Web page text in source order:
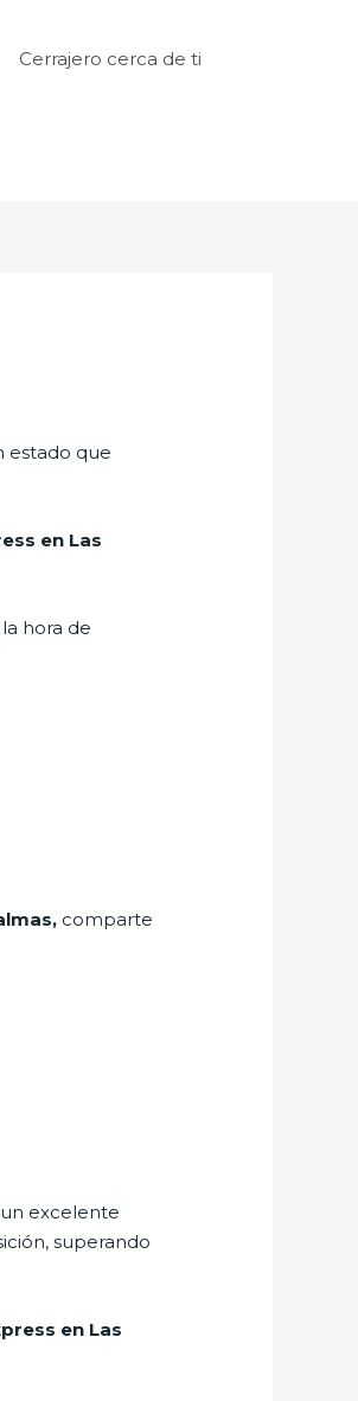
Cerrajero cerca de ti
estado que
en Las
hora de
comparte
excelente
superando
en Las